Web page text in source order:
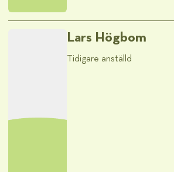
Lars Högbom
Tidigare anställd